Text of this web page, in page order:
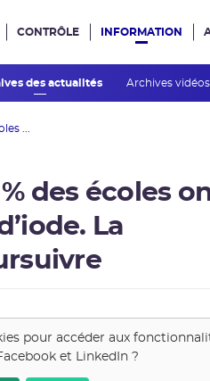
CONTRÔLE INFORMATION
des actualités Archives vidéos
...
des écoles
La
pour accéder aux
et LinkedIn?